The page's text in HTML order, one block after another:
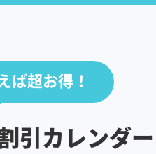
ば超お得！
引カレンダー